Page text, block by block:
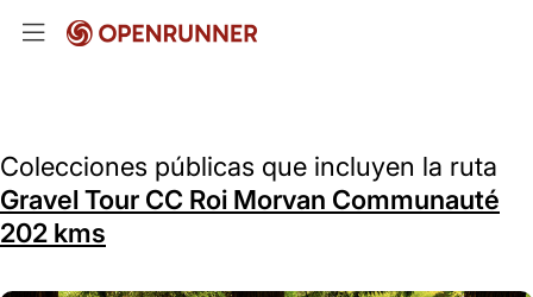
Colecciones públicas que incluyen la ruta
Gravel Tour CC Roi Morvan Communauté
202 kms